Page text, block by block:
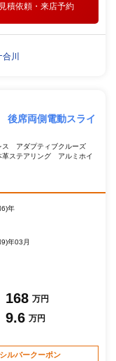
見積依頼・来店予約
川
席両側電動スライ
ス アダプティブクルーズ
ステアリング アルミホイ
年
年03月
168 万円
9.6 万円
シルバークーポン